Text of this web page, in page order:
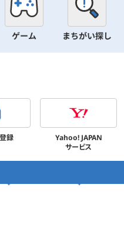
ゲーム まちがい探し
録
Yahoo! JAPAN
サービス